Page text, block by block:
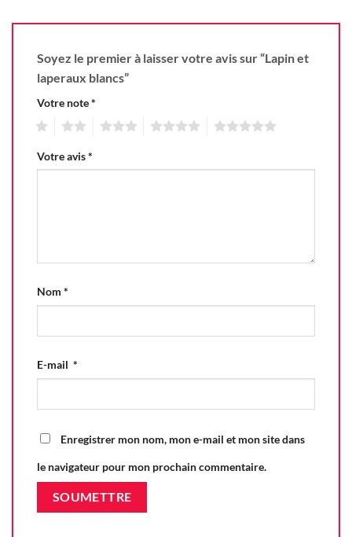
Soyez le premier à laisser votre avis sur “Lapin et
laperaux blancs”
Votre note*
Votre avis*
Nom *
E-mail *
Enregistrer mon nom, mon e-mail et mon site dans
le navigateur pour mon prochain commentaire.